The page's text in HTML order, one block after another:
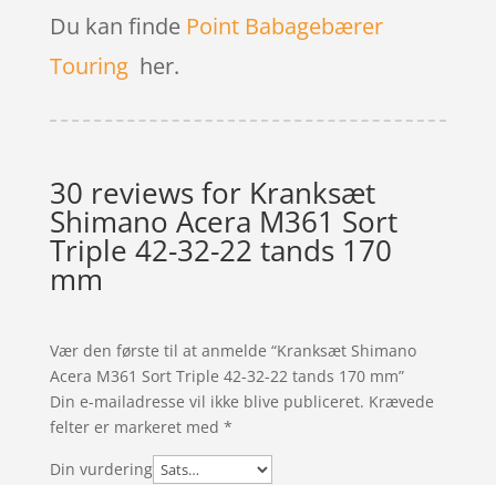
Du kan finde Point Babagebærer
Touringher.
30 reviews for Kranksæt
Shimano Acera M361 Sort
Triple 42-32-22 tands 170
mm
Vær den første til at anmelde “Kranksæt Shimano
Acera M361 Sort Triple 42-32-22 tands 170 mm”
Din e-mailadresse vil ikke blive publiceret. Krævede
felter er markeret med *
Din vurdering